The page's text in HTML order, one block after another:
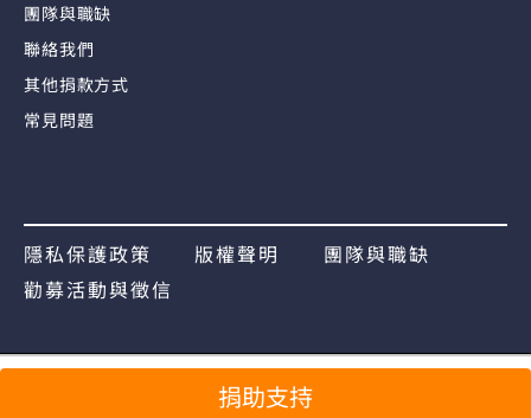
團隊與職缺
聯絡我們
其他捐款方式
常見問題
隱私保護政策 版權聲明
團隊與職缺
勸募活動與徵信
捐助支持